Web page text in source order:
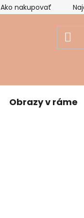
Ako nakupovať
Obrazy v ráme